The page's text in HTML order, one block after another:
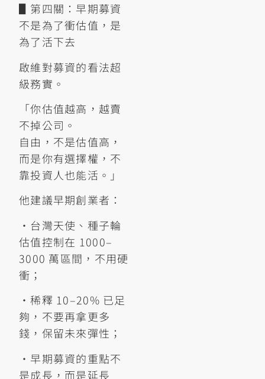
▋第四關：早期募資
不是為了衝估值，是
為了活下去
啟維對募資的看法超
級務實。
「你估值越高，越賣
不掉公司。
自由，不是估值高，
而是你有選擇權，不
靠投資人也能活。」
他建議早期創業者：
•台灣天使、種子輪
估值控制在 1000–
3000 萬區間，不用硬
衝；
•稀釋 10–20% 已足
夠，不要再拿更多
錢，保留未來彈性；
•早期募資的重點不
是成長，而是延長